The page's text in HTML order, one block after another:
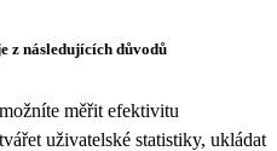
z následujících důvodů
měřit efektivitu
uživatelské statistiky, ukládat